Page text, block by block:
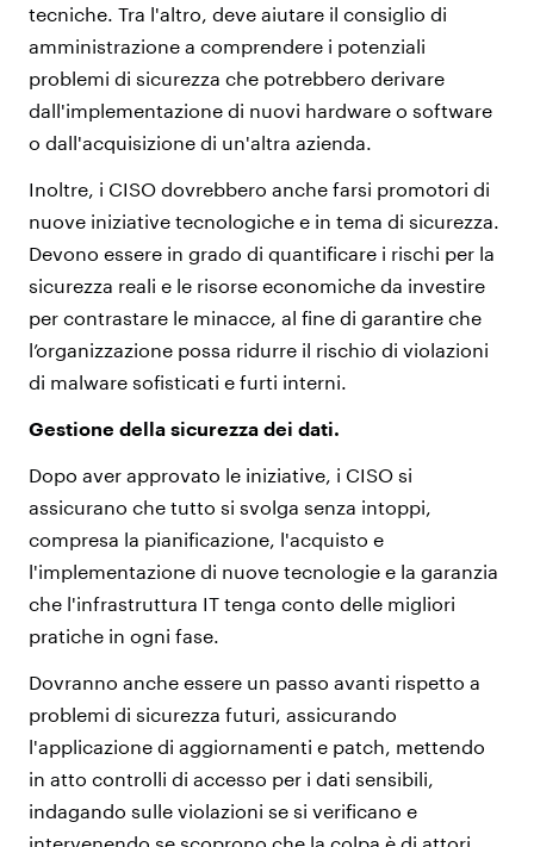
tecniche. Tra l'altro, deve aiutare il consiglio di
amministrazione a comprendere i potenziali
problemi di sicurezza che potrebbero derivare
dall'implementazione di nuovi hardware o software
o dall'acquisizione di un'altra azienda.
Inoltre, i CISO dovrebbero anche farsi promotori di
nuove iniziative tecnologiche e in tema di sicurezza.
Devono essere in grado di quantificare i rischi per la
sicurezza reali e le risorse economiche da investire
per contrastare le minacce, al fine di garantire che
l’organizzazione possa ridurre il rischio di violazioni
di malware sofisticati e furti interni.
Gestione della sicurezza dei dati.
Dopo aver approvato le iniziative, i CISO si
assicurano che tutto si svolga senza intoppi,
compresa la pianificazione, l'acquisto e
l'implementazione di nuove tecnologie e la garanzia
che l'infrastruttura IT tenga conto delle migliori
pratiche in ogni fase.
Dovranno anche essere un passo avanti rispetto a
problemi di sicurezza futuri, assicurando
l'applicazione di aggiornamenti e patch, mettendo
in atto controlli di accesso per i dati sensibili,
indagando sulle violazioni se si verificano e
intervenendo se scoprono che la colpa è di attori